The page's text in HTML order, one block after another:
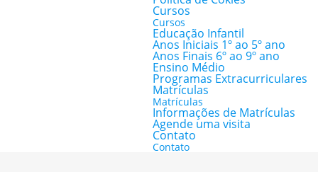
Cursos
Cursos
Educação Infantil
Anos Iniciais 1º ao 5º ano
Anos Finais 6º ao 9º ano
Ensino Médio
Programas Extracurriculares
Matrículas
Matrículas
Informações de Matrículas
Agende uma visita
Contato
Contato